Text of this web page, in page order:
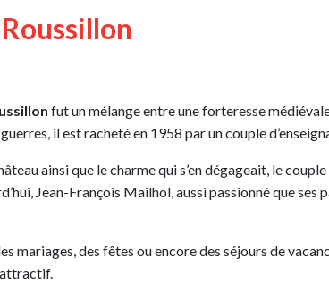
fut un mélange entre une forteresse
il est racheté en 1958 par un couple
ainsi que le charme qui s’en dégageait, le
Jean-François Mailhol, aussi passionné que ses
mariages, des fêtes ou encore des séjours de
attractif.